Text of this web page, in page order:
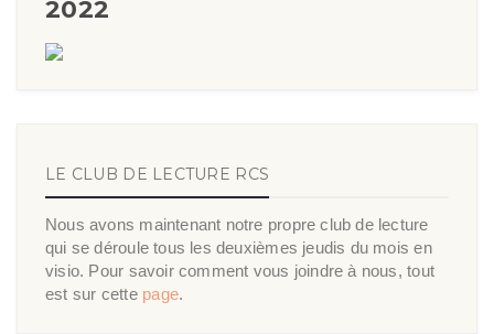
2022
LE CLUB DE LECTURE RCS
Nous avons maintenant notre propre club de lecture
qui se déroule tous les deuxièmes jeudis du mois en
visio. Pour savoir comment vous joindre à nous, tout
est sur cette page.